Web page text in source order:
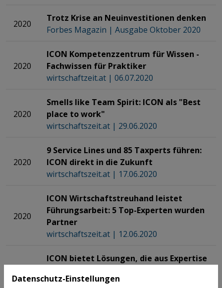
2020
Trotz Krise an Neuinvestitionen denken
Forbes Magazin | Ausgabe Oktober 2020
2020
ICON Kompetenzzentrum für Wissen -
Fachwissen für Praktiker
wirtschaftzeit.at | 06.07.2020
2020
Smells like Team Spirit: ICON als "Best
place to work"
wirtschaftszeit.at | 29.06.2020
2020
9 Service Lines und 85 Taxperts führen:
ICON direkt in die Zukunft
wirtschaftszeit.at | 17.06.2020
2020
ICON Wirtschaftstreuhand leistet
Führungsarbeit: 5 Top-Experten wurden
Partner
wirtschaftszeit.at | 12.06.2020
2020
ICON bietet Lösungen, die aus Expertise
entstehen
Datenschutz-Einstellungen